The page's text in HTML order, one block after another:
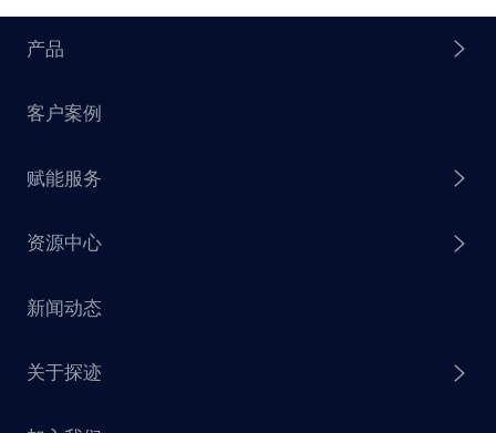
产品
探迹 AI Agent
探迹 AI 拓客
探迹 AI 触达
探迹 AI CRM
客户案例
赋能服务
赋能计划
资源中心
销售干货
探迹大数据研究院
新闻动态
关于探迹